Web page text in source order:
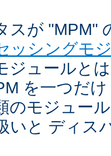
スが "MPM"
ッシングモ
ジュールと
を一つだ
のモジュー
いと ディス